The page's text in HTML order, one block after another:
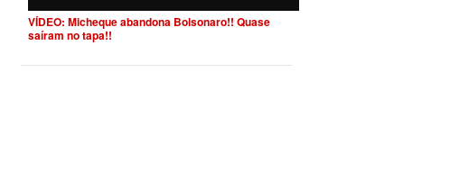
VÍDEO: Micheque abandona Bolsonaro!! Quase
saíram no tapa!!